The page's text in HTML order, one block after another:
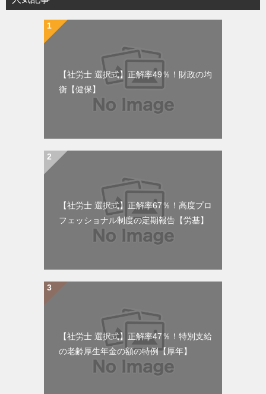
【社労士 選択式】正解率49％！財政の均
衡【健保】
【社労士 選択式】正解率67％！高度プロ
フェッショナル制度の定期報告【労基】
【社労士 選択式】正解率47％！特別支給
の老齢厚生年金の額の特例【厚年】